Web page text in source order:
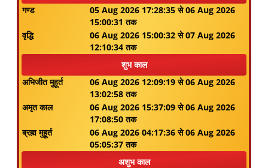
गण्ड
05 Aug 2026 17:28:35 से 06 Aug 2026
15:00:31 तक
वृद्धि
06 Aug 2026 15:00:32 से 07 Aug 2026
12:10:34 तक
शुभ काल
अभिजीत मुहूर्त
06 Aug 2026 12:09:19 से 06 Aug 2026
13:02:58 तक
अमृत काल
06 Aug 2026 15:37:09 से 06 Aug 2026
17:08:50 तक
ब्रह्म मुहूर्त
06 Aug 2026 04:17:36 से 06 Aug 2026
05:05:37 तक
अशुभ काल